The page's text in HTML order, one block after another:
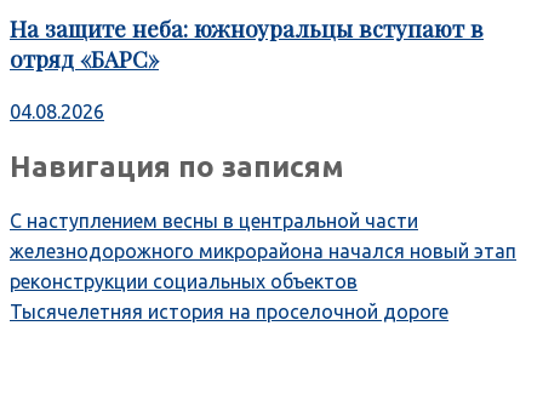
На защите неба: южноуральцы вступают в
отряд «БАРС»
04.08.2026
Навигация по записям
С наступлением весны в центральной части
железнодорожного микрорайона начался новый этап
реконструкции социальных объектов
Тысячелетняя история на проселочной дороге